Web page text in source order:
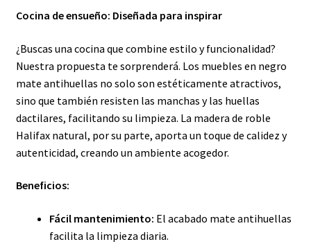
Cocina de ensueño: Diseñada para inspirar
¿Buscas una cocina que combine estilo y funcionalidad?
Nuestra propuesta te sorprenderá. Los muebles en negro
mate antihuellas no solo son estéticamente atractivos,
sino que también resisten las manchas y las huellas
dactilares, facilitando su limpieza. La madera de roble
Halifax natural, por su parte, aporta un toque de calidez y
autenticidad, creando un ambiente acogedor.
Beneficios:
Fácil mantenimiento: El acabado mate antihuellas
facilita la limpieza diaria.